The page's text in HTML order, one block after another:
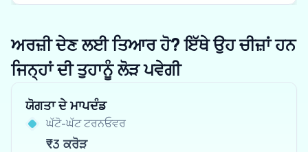
ਅਰਜ਼ੀ ਦੇਣ ਲਈ ਤਿਆਰ ਹੋ? ਇੱਥੇ ਉਹ ਚੀਜ਼ਾਂ ਹਨ
ਜਿਨ੍ਹਾਂ ਦੀ ਤੁਹਾਨੂੰ ਲੋੜ ਪਵੇਗੀ
ਯੋਗਤਾ ਦੇ ਮਾਪਦੰਡ
ਘੱਟੋ-ਘੱਟ ਟਰਨਓਵਰ
₹3 ਕਰੋੜ